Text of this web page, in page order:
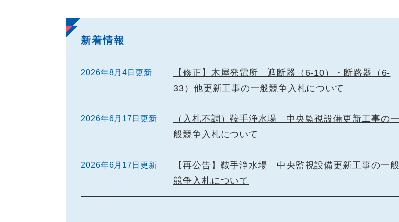
新着情報
2026年8月4日更新
【修正】木屋発電所 遮断器（6-10）・断路器（6-
33）他更新工事の一般競争入札について
2026年6月17日更新
（入札不調）鞍手浄水場 中央監視設備更新工事の一
般競争入札について
2026年6月17日更新
【再公告】鞍手浄水場 中央監視設備更新工事の一般
競争入札について